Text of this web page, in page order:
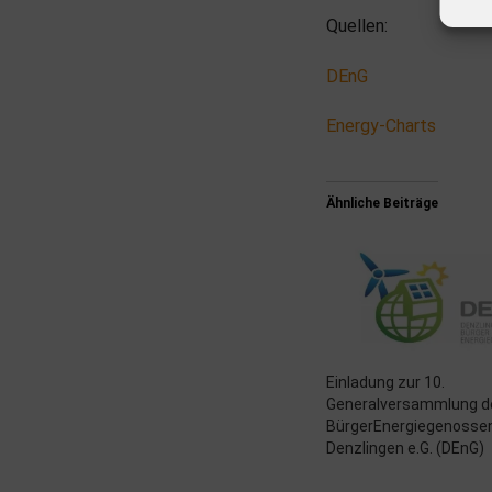
Quellen:
DEnG
Energy-Charts
Ähnliche Beiträge
Einladung zur 10.
Generalversammlung
Denzlingen e.G. (DEnG)